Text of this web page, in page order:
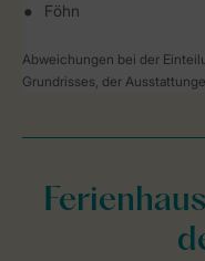
Föhn
Abweichungen bei der
Grundrisses, der